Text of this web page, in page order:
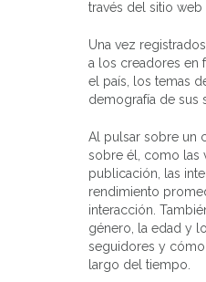
través del sitio web
Una vez
a los creadores en
el país, los temas
demografía de sus
Al pulsar sobre un
sobre él, como las
publicación, las
rendimiento
interacción.
género, la edad y
seguidores y
largo del tiempo.